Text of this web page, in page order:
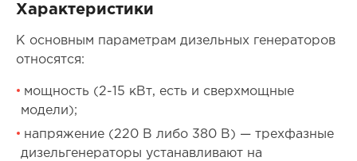
Характеристики
К основным параметрам дизельных генераторов
относятся:
мощность (2-15 кВт, есть и сверхмощные
модели);
напряжение (220 В либо 380 В) — трехфазные
дизельгенераторы устанавливают на